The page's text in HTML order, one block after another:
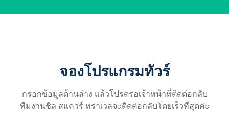
จองโปรแกรมทัวร์
กรอกข้อมูลด้านล่าง แล้วโปรดรอเจ้าหน้าที่ติดต่อกลับ
ทีมงานชิล สแควร์ ทราเวลจะติดต่อกลับโดยเร็วที่สุดค่ะ